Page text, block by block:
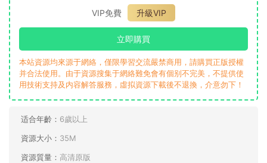
VIP免費
升級VIP
立即購買
本站資源均來源于網絡，僅限學習交流嚴禁商用，請購買正版授權
并合法使用。由于資源搜集于網絡難免會有個别不完美，不提供使
用技術支持及内容解答服務，虛拟資源下載後不退換，介意勿下！
适合年齡： 6歲以上
資源大小： 35M
資源質量： 高清原版